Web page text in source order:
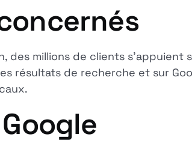
des millions de clients s'appuient
résultats de recherche et sur